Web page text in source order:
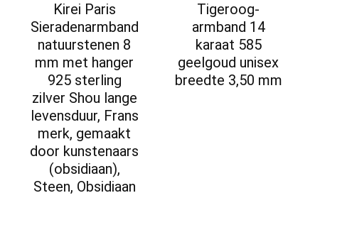
Kirei Paris
Sieradenarmband
natuurstenen 8
mm met hanger
925 sterling
zilver Shou lange
levensduur, Frans
merk, gemaakt
door kunstenaars
(obsidiaan),
Steen, Obsidiaan
Tigeroog-
armband 14
karaat 585
geelgoud unisex
breedte 3,50 mm